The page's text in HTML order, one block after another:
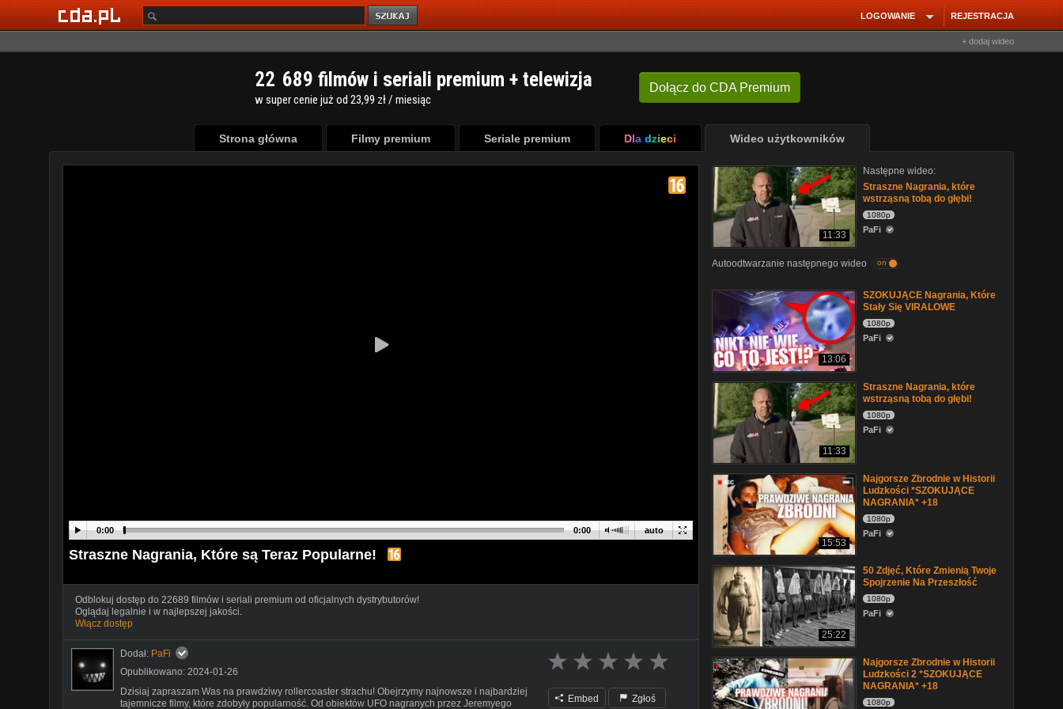
REJESTRACJA
LOGOWANIE
+ dodaj wideo
Dołącz do CDA Premium
22 689 filmów i seriali premium + telewizja
w super cenie już od 23,99 zł / miesiąc
Strona główna Filmy premium Seriale premium Dla dzieci Wideo użytkowników
auto
0:00 0:00
Straszne Nagrania, Które są Teraz Popularne!
Odblokuj dostęp do 22689 filmów i seriali premium od oficjalnych dystrybutorów!
Oglądaj legalnie i w najlepszej jakości.
Włącz dostęp
Dodał: PaFi
Opublikowano: 2024-01-26
Dzisiaj zapraszam Was na prawdziwy rollercoaster strachu! Obejrzymy najnowsze i najbardziej
tajemnicze filmy, które zdobyły popularność. Od obiektów UFO nagranych przez Jeremyego
Embed Zgłoś
11:33
Następne wideo:
Straszne Nagrania, które
wstrząsną tobą do głębi!
1080p
PaFi
Autoodtwarzanie następnego wideo on
13:06
SZOKUJĄCE Nagrania, Które
Stały Się VIRALOWE
1080p
PaFi
11:33
Straszne Nagrania, które
wstrząsną tobą do głębi!
1080p
PaFi
15:53
Najgorsze Zbrodnie w Historii
Ludzkości *SZOKUJĄCE
NAGRANIA* +18
1080p
PaFi
25:22
50 Zdjęć, Które Zmienią Twoje
Spojrzenie Na Przeszłość
1080p
PaFi
Najgorsze Zbrodnie w Historii
Ludzkości 2 *SZOKUJĄCE
NAGRANIA* +18
1080p